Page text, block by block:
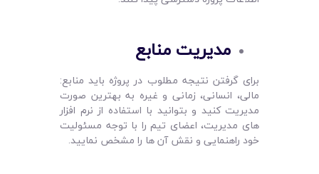
مدیریت منابع
برای گرفتن نتیجه مطلوب در پروژه باید منابع:
مالی، انسانی، زمانی و غیره به بهترین صورت
مدیریت کنید و بتوانید با استفاده از نرم افزار
های مدیریت، اعضای تیم را با توجه مسئولیت
خود راهنمایی و نقش آن ها را مشخص نمایید.